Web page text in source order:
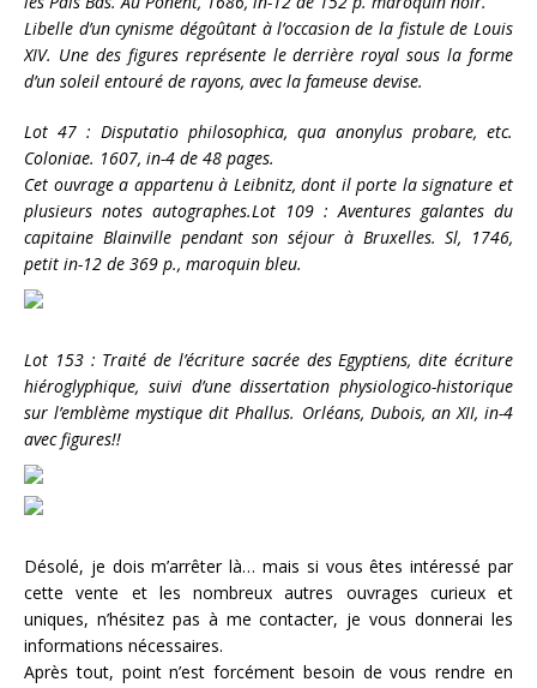
Libelle d’un cynisme dégoûtant à l’occasion de la fistule de Louis
XIV. Une des figures représente le derrière royal sous la forme
d’un soleil entouré de rayons, avec la fameuse devise.
Lot 47 : Disputatio philosophica, qua anonylus probare, etc.
Coloniae. 1607, in-4 de 48 pages.
Cet ouvrage a appartenu à Leibnitz, dont il porte la signature et
plusieurs notes autographes.Lot 109 : Aventures galantes du
capitaine Blainville pendant son séjour à Bruxelles. Sl, 1746,
petit in-12 de 369 p., maroquin bleu.
Lot 153 : Traité de l’écriture sacrée des Egyptiens, dite écriture
hiéroglyphique, suivi d’une dissertation physiologico-historique
sur l’emblème mystique dit Phallus. Orléans, Dubois, an XII, in-4
avec figures!!
Désolé, je dois m’arrêter là… mais si vous êtes intéressé par
cette vente et les nombreux autres ouvrages curieux et
uniques, n’hésitez pas à me contacter, je vous donnerai les
informations nécessaires.
Après tout, point n’est forcément besoin de vous rendre en